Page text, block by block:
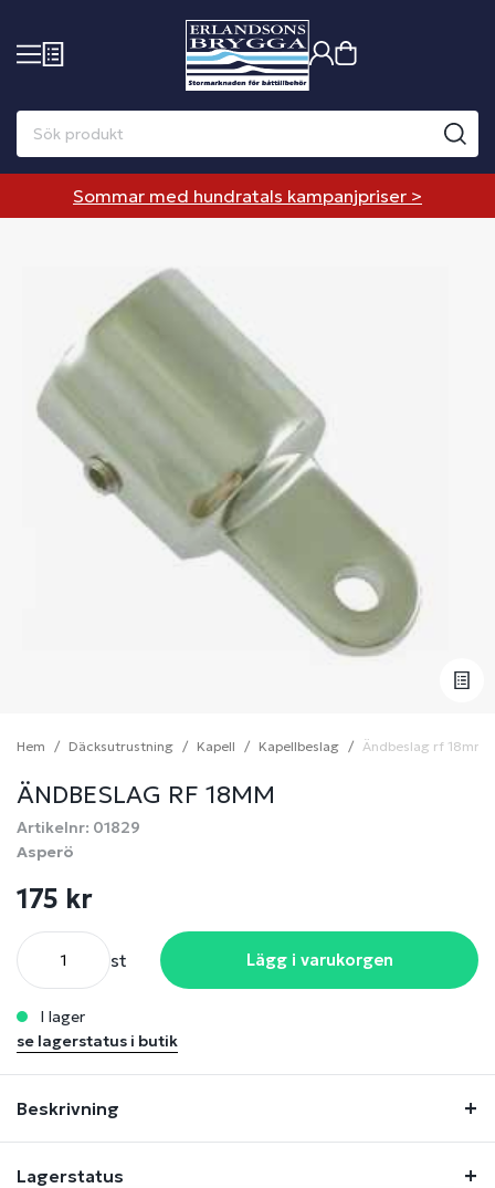
Sommar med hundratals kampanjpriser >
Hem Däcksutrustning Kapell Kapellbeslag Ändbeslag rf 18mm
ÄNDBESLAG RF 18MM
Artikelnr: 01829
Asperö
175 kr
st Lägg i varukorgen
i lager
se lagerstatus i butik
Beskrivning
Lagerstatus